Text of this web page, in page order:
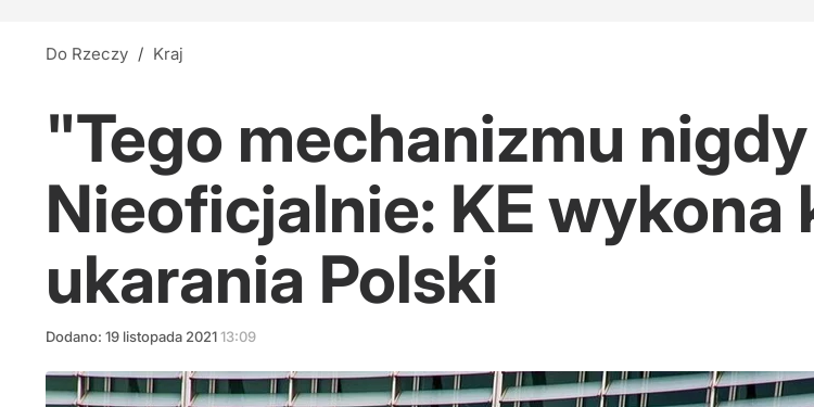
Do Rzeczy / Kraj
"Tego mechanizmu
Nieoficjalnie: KE wykona
ukarania Polski
Dodano: 19 listopada 202113:09